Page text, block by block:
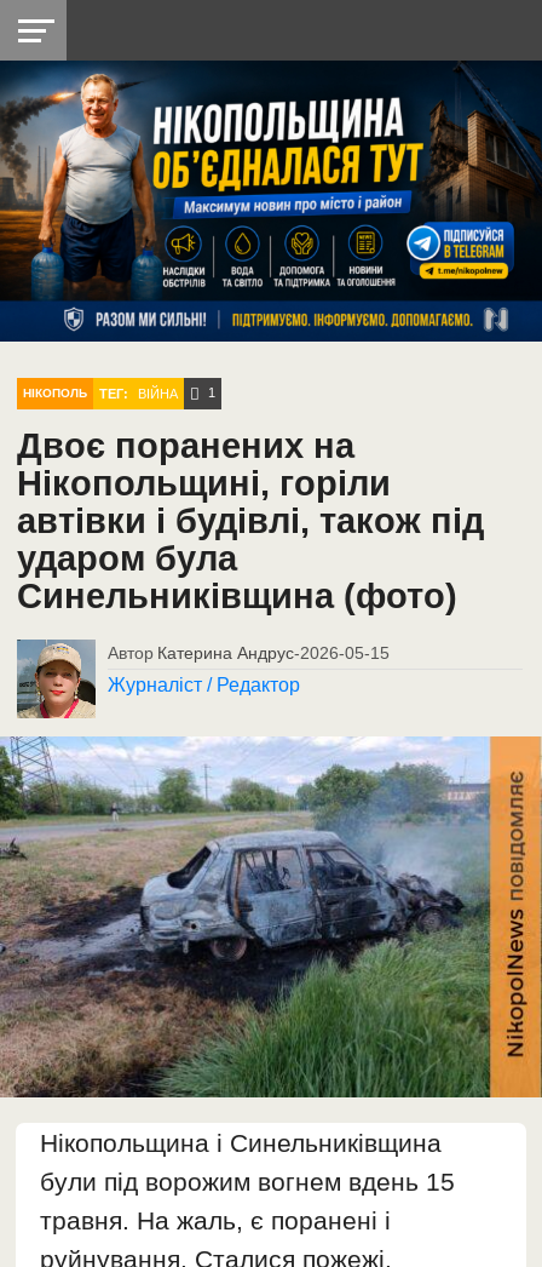
НІКОПОЛЬ
РАЙОН
СІЧЕСЛАВСЬКА
УКРАЇНА
РЕТРО
НІКОПОЛЬ
ЛАЙТ
УКРАЇНА
ДОПОМОГА
РАДІО
НІКОПОЛЬ ТЕГ: ВІЙНА 1
Двоє поранених на
Нікопольщині, горіли
автівки і будівлі, також під
ударом була
Синельниківщина (фото)
Автор Катерина Андрус-2026-05-15
Журналіст / Редактор
Нікопольщина і Синельниківщина
були під ворожим вогнем вдень 15
травня. На жаль, є поранені і
руйнування. Сталися пожежі.